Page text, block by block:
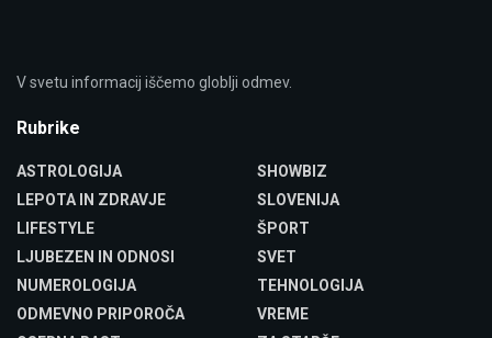
V svetu informacij iščemo globlji odmev.
Rubrike
ASTROLOGIJA
LEPOTA IN ZDRAVJE
LIFESTYLE
LJUBEZEN IN ODNOSI
NUMEROLOGIJA
ODMEVNO PRIPOROČA
SHOWBIZ
SLOVENIJA
ŠPORT
SVET
TEHNOLOGIJA
VREME